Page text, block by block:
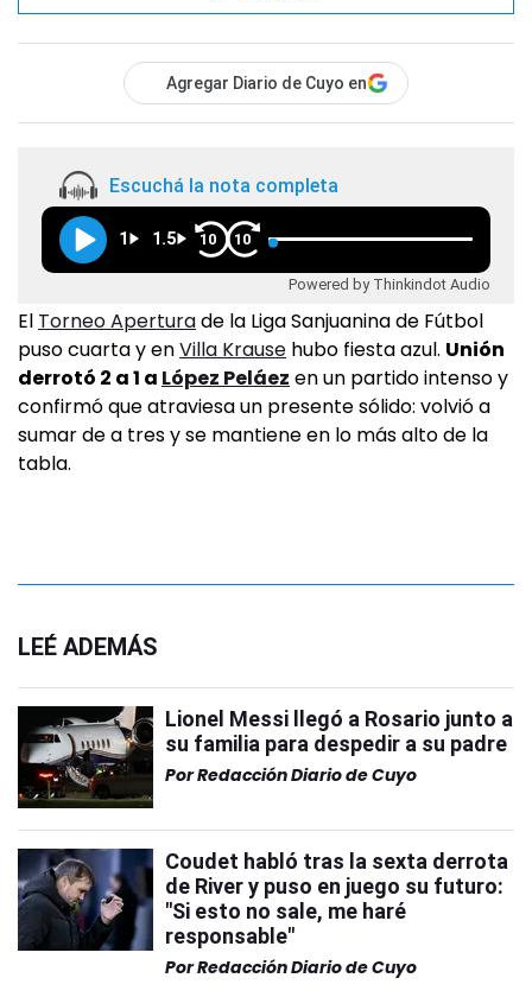
Agregar Diario de Cuyo en
Escuchá la nota completa
1 1.5 10 10
Powered by Thinkindot Audio
El Torneo Aperturade la Liga Sanjuanina de Fútbol
puso cuarta y enVilla Krause hubo fiesta azul. Unión
derrotó 2 a 1 a López Peláez en un partido intenso y
confirmó que atraviesa un presente sólido: volvió a
sumar de a tres y se mantiene en lo más alto de la
tabla.
LEÉ ADEMÁS
Lionel Messi llegó a Rosario junto a
su familia para despedir a su padre
PorRedacción Diario de Cuyo
Coudet habló tras la sexta derrota
de River y puso en juego su futuro:
"Si esto no sale, me haré
responsable"
PorRedacción Diario de Cuyo